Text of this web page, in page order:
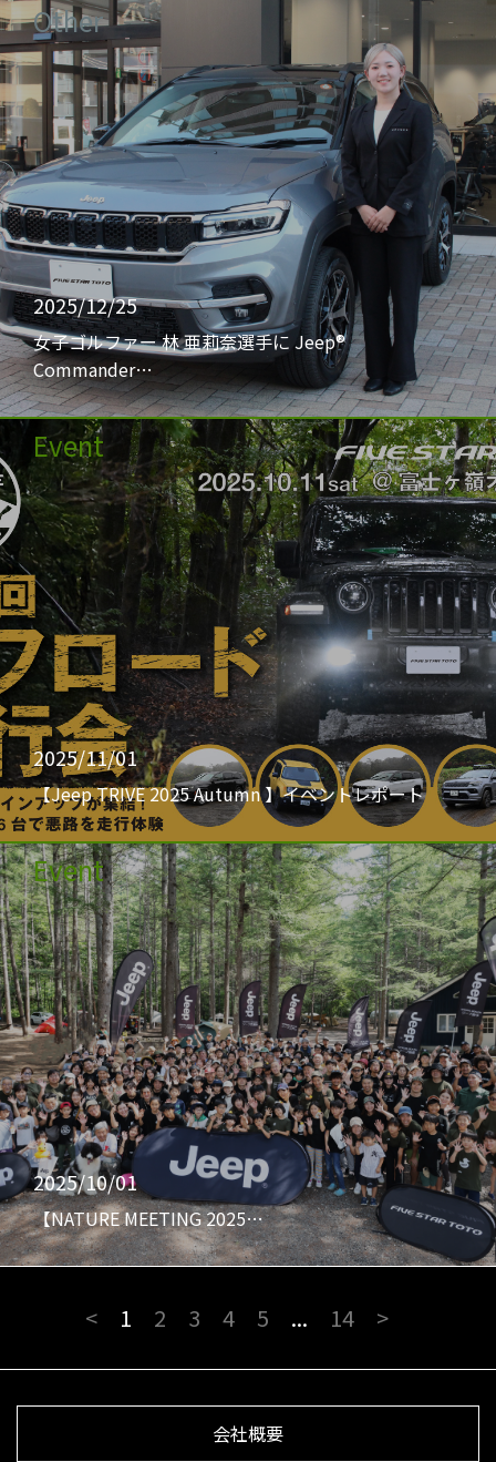
Other
2025/12/25
女子ゴルファー 林 亜莉奈選手に Jeep®
Commander…
Event
2025/11/01
【Jeep TRIVE 2025 Autumn 】イベントレポート
Event
2025/10/01
【NATURE MEETING 2025…
< 1 2 3 4 5 ... 14 >
会社概要